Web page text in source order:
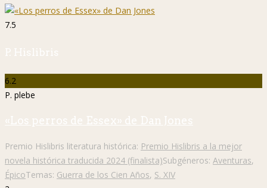
7.5
P. Hislibris
6.2
P. plebe
«Los perros de Essex» de Dan Jones
Premio Hislibris literatura histórica: Premio Hislibris a la mejor
novela histórica traducida 2024 (finalista)Subgéneros: Aventuras,
ÉpicoTemas: Guerra de los Cien Años, S. XIV